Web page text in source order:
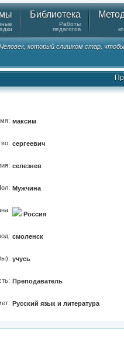
Библиотека
Работы
педагогов
который слишком стар,
Имя: максим
сергеевич
селезнев
Пол: Мужчина
Россия
смоленск
учусь
Преподаватель
Русский язык и литература